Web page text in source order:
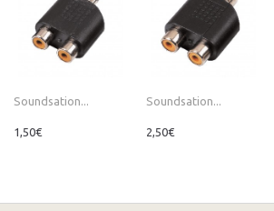
Soundsation...
1,50€
Soundsation...
2,50€